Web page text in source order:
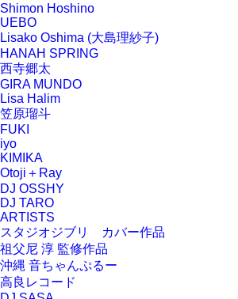
Shimon Hoshino
UEBO
Lisako Oshima (大島理紗子)
HANAH SPRING
西寺郷太
GIRA MUNDO
Lisa Halim
笠原瑠斗
FUKI
iyo
KIMIKA
Otoji＋Ray
DJ OSSHY
DJ TARO
ARTISTS
スタジオジブリ カバー作品
祖父尼 淳 監修作品
沖縄 音ちゃんぷるー
高良レコード